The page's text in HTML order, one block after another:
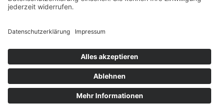
Telefon: 07303 3471
E-Mail: info@maler-merkle.de
DESIGN